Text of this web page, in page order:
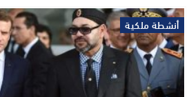
أنشطة ملكية